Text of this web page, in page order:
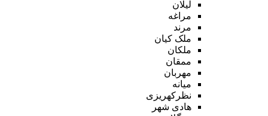
لیلان
مراغه
مرند
ملک کیان
ملکان
ممقان
مهربان
میانه
نظرکهریزی
هادی شهر